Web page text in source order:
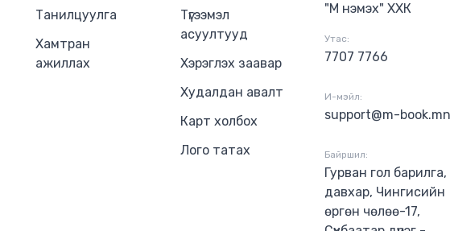
Танилцуулга
Хамтран
ажиллах
Түгээмэл
асуултууд
Хэрэглэх заавар
Худалдан авалт
Карт холбох
Лого татах
"М нэмэх" ХХК
Утас:
7707 7766
И-мэйл:
support@m-book.mn
Байршил:
Гурван гол барилга,
давхар, Чингисийн
өргөн чөлөө-17,